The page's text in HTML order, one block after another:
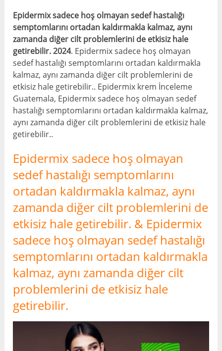
Epidermix sadece hoş olmayan sedef hastalığı
semptomlarını ortadan kaldırmakla kalmaz, aynı
zamanda diğer cilt problemlerini de etkisiz hale
getirebilir. 2024. Epidermix sadece hoş olmayan
sedef hastalığı semptomlarını ortadan kaldırmakla
kalmaz, aynı zamanda diğer cilt problemlerini de
etkisiz hale getirebilir.. Epidermix krem ​​İnceleme
Guatemala, Epidermix sadece hoş olmayan sedef
hastalığı semptomlarını ortadan kaldırmakla kalmaz,
aynı zamanda diğer cilt problemlerini de etkisiz hale
getirebilir..
Epidermix sadece hoş olmayan
sedef hastalığı semptomlarını
ortadan kaldırmakla kalmaz, aynı
zamanda diğer cilt problemlerini de
etkisiz hale getirebilir. & Epidermix
sadece hoş olmayan sedef hastalığı
semptomlarını ortadan kaldırmakla
kalmaz, aynı zamanda diğer cilt
problemlerini de etkisiz hale
getirebilir.